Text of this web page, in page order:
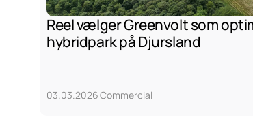
Reel vælger Greenvolt som
hybridpark på Djursland
03.03.2026Commercial